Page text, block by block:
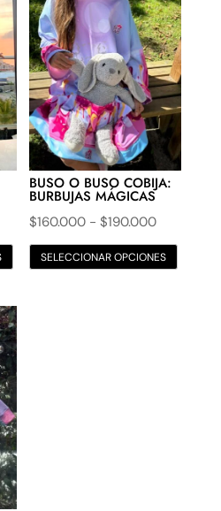
BUSO O BUSO COBIJA:
BURBUJAS MÁGICAS
$160.000 - $190.000Rango
de
precios:
SELECCIONAR OPCIONES
Este